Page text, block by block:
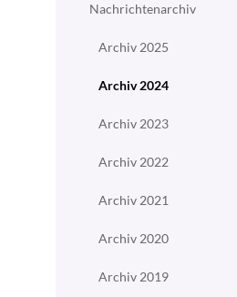
Nachrichtenarchiv
Archiv 2025
Archiv 2024
Archiv 2023
Archiv 2022
Archiv 2021
Archiv 2020
Archiv 2019